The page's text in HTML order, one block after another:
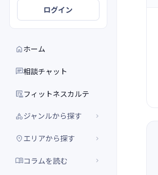
ログイン
ホーム
相談チャット
フィットネスカルテ
ジャンルから探す 
エリアから探す 
コラムを読む 